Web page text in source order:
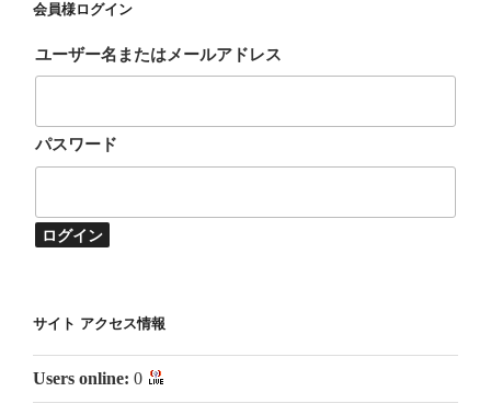
ン
会員様ログイン
ユーザー名またはメールアドレス
パスワード
サイト アクセス情報
Users online: 0